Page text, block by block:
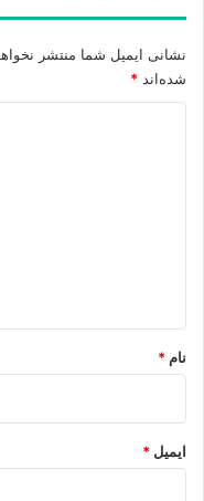
نشانی ایمیل شما منتشر
شده‌اند *
نام *
ایمیل *